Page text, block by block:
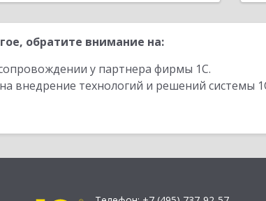
обратите внимание на:
у партнера фирмы 1С.
внедрение технологий и решений системы